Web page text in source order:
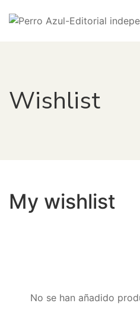
Wishlist
My wishlist
No se han añadido